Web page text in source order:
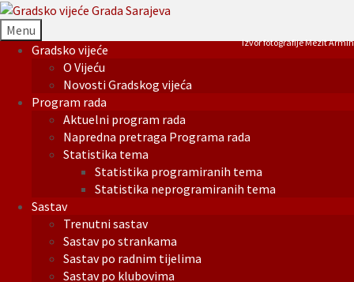
Menu
Gradsko vijeće
O Vijeću
Novosti Gradskog vijeća
Program rada
Aktuelni program rada
Napredna pretraga Programa rada
Statistika tema
Statistika programiranih tema
Statistika neprogramiranih tema
Sastav
Trenutni sastav
Sastav po strankama
Sastav po radnim tijelima
Sastav po klubovima
Izvor fotografije Mezit Armin